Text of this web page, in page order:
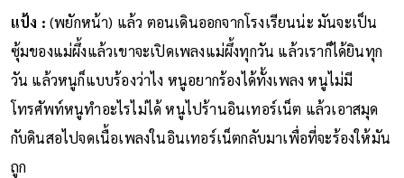
แป้ง :(พยักหน้า) แล้ว ตอนเดินออกจากโรงเรียนน่ะ มันจะเป็น
ซุ้มของแม่ผึ้งแล้วเขาจะเปิดเพลงแม่ผึ้งทุกวัน แล้วเราก็ได้ยินทุก
วัน แล้วหนูก็แบบร้องว่าไง หนูอยากร้องได้ทั้งเพลง หนูไม่มี
โทรศัพท์หนูทำอะไรไม่ได้ หนูไปร้านอินเทอร์เน็ต แล้วเอาสมุด
กับดินสอไปจดเนื้อเพลงในอินเทอร์เน็ตกลับมาเพื่อที่จะร้องให้มัน
ถูก